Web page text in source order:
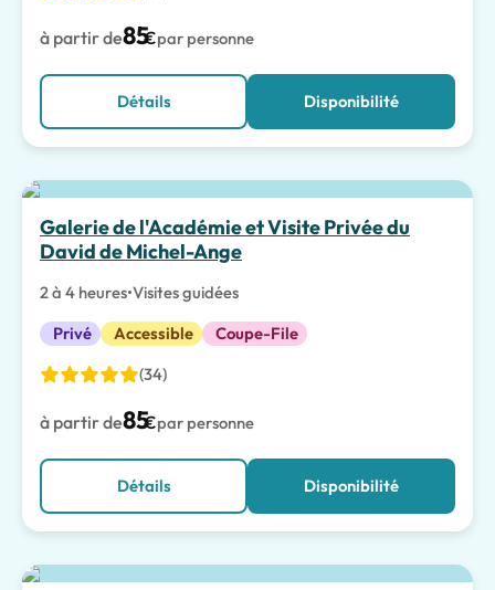
à partir de85€par personne
Détails Disponibilité
Meilleur choix
Galerie de l'Académie et Visite Privée du
David de Michel-Ange
2 à 4 heures•Visites guidées
Privé
Accessible
Coupe-File
(34)
à partir de85€par personne
Détails Disponibilité